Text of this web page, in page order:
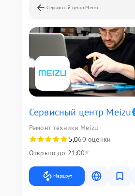
Сервисный центр Meizu
Сервисный центр Meizu
Ремонт техники Meizu
5,060 оценки
Открыто до 21:00
Маршрут